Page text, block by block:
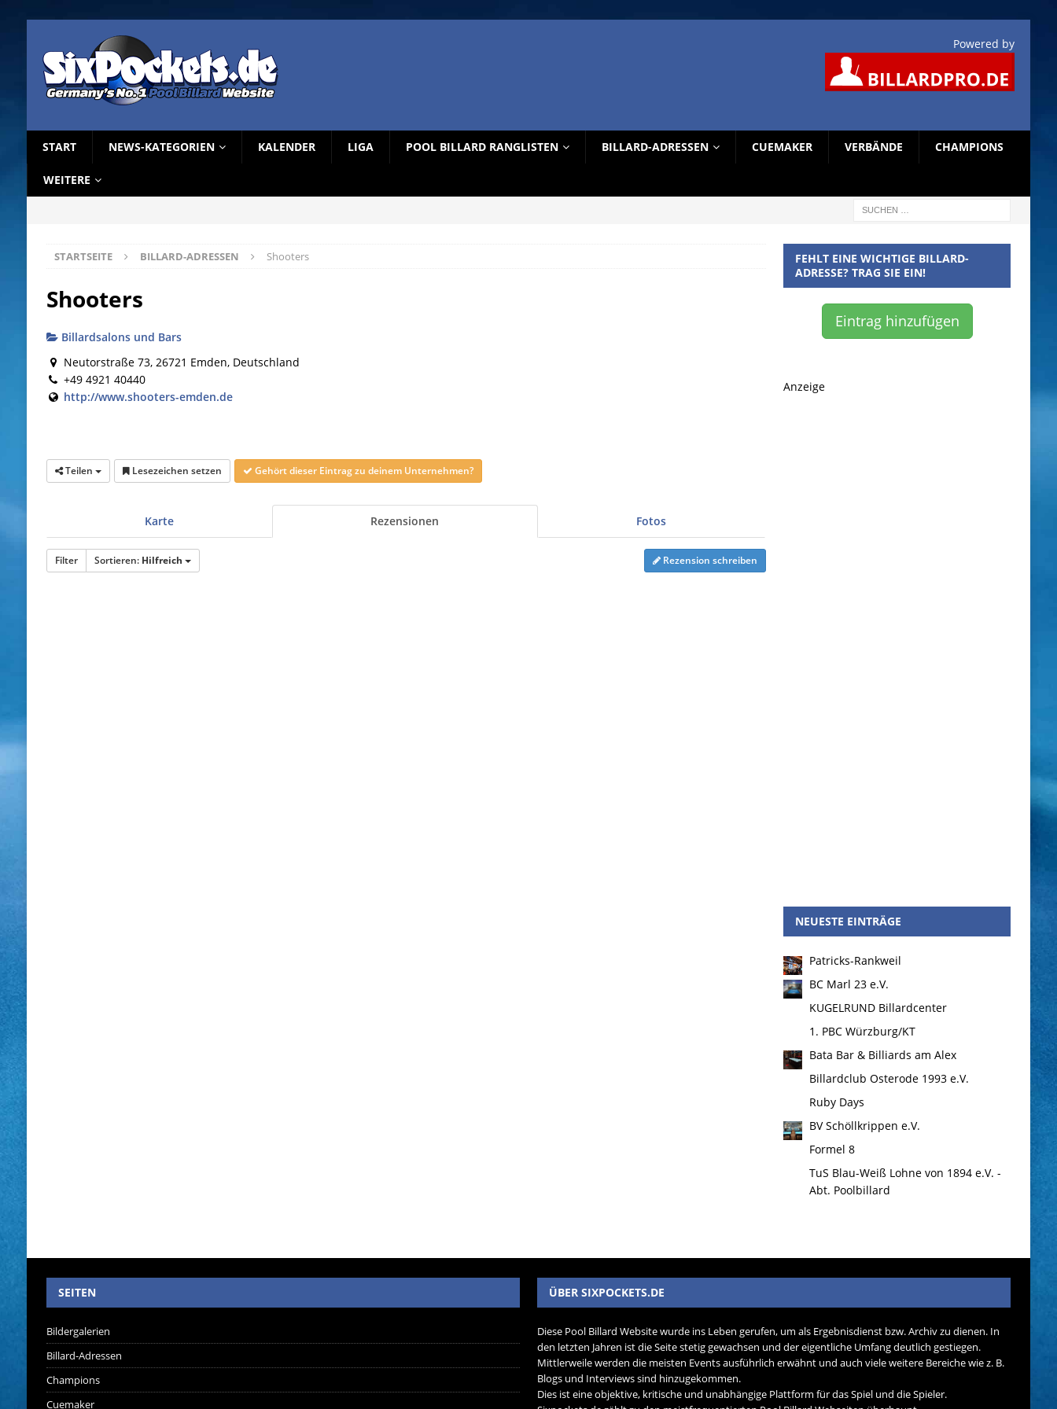
Powered by
START NEWS-KATEGORIEN KALENDER LIGA POOL BILLARD RANGLISTEN BILLARD-ADRESSEN CUEMAKER VERBÄNDE CHAMPIONS
WEITERE
STARTSEITE BILLARD-ADRESSEN Shooters
Shooters
Billardsalons und Bars
Neutorstraße 73, 26721 Emden, Deutschland
+49 4921 40440
http://www.shooters-emden.de
Teilen Lesezeichen setzen Gehört dieser Eintrag zu deinem Unternehmen?
Karte Rezensionen Fotos
Filter Sortieren: Hilfreich Rezension schreiben
FEHLT EINE WICHTIGE BILLARD-
ADRESSE? TRAG SIE EIN!
Eintrag hinzufügen
Anzeige
NEUESTE EINTRÄGE
Patricks-Rankweil
BC Marl 23 e.V.
KUGELRUND Billardcenter
1. PBC Würzburg/KT
Bata Bar & Billiards am Alex
Billardclub Osterode 1993 e.V.
Ruby Days
BV Schöllkrippen e.V.
Formel 8
TuS Blau-Weiß Lohne von 1894 e.V. -
Abt. Poolbillard
SEITEN
Bildergalerien
Billard-Adressen
Champions
Cuemaker
ÜBER SIXPOCKETS.DE
Diese Pool Billard Website wurde ins Leben gerufen, um als Ergebnisdienst bzw. Archiv zu dienen. In
den letzten Jahren ist die Seite stetig gewachsen und der eigentliche Umfang deutlich gestiegen.
Mittlerweile werden die meisten Events ausführlich erwähnt und auch viele weitere Bereiche wie z. B.
Blogs und Interviews sind hinzugekommen.
Dies ist eine objektive, kritische und unabhängige Plattform für das Spiel und die Spieler.